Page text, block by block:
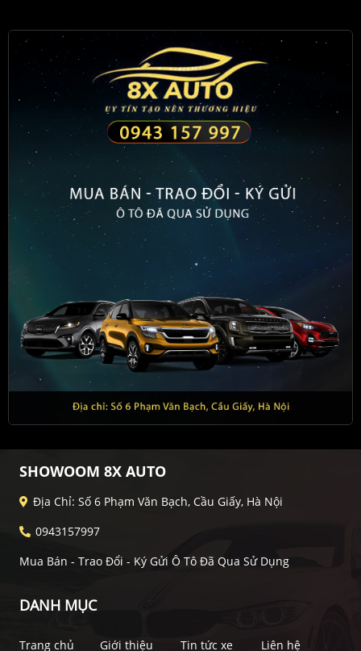
SHOWOOM 8X AUTO
Địa Chỉ: Số 6 Phạm Văn Bạch, Cầu Giấy, Hà Nội
0943157997
Mua Bán - Trao Đổi - Ký Gửi Ô Tô Đã Qua Sử Dụng
DANH MỤC
Trang chủ Giới thiệu Tin tức xe Liên hệ